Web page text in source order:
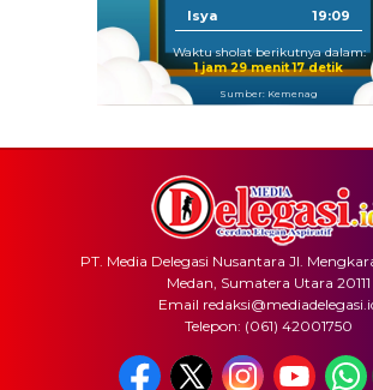
Isya 19:09
Waktu sholat berikutnya dalam:
1 jam 29 menit 17 detik
Sumber: Kemenag
PT. Media Delegasi Nusantara Jl.
Medan, Sumatera Utara 20111
Email
Telepon: (061) 42001750